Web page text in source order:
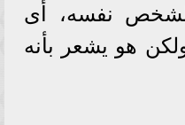
نفسه، أى
هو يشعر بأنه